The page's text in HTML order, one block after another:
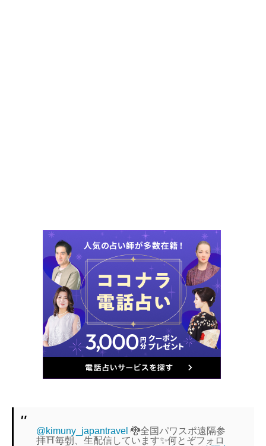
@kimuny_japantravel 🐉全国パワスポ遠隔参
拝⛩️毎朝、生配信しています✨何とぞフォロ